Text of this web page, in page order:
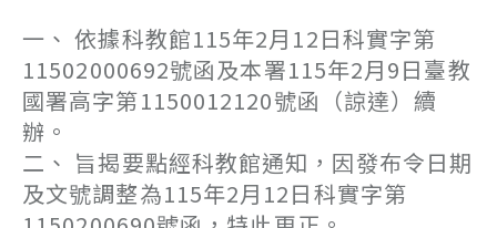
一、 依據科教館115年2月12日科實字第
11502000692號函及本署115年2月9日臺教
國署高字第1150012120號函（諒達）續
辦。
二、 旨揭要點經科教館通知，因發布令日期
及文號調整為115年2月12日科實字第